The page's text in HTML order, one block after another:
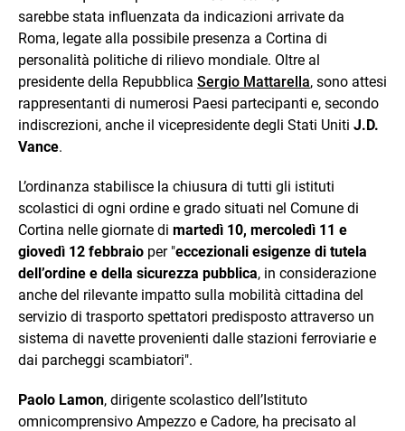
sarebbe stata influenzata da indicazioni arrivate da
Roma, legate alla possibile presenza a Cortina di
personalità politiche di rilievo mondiale. Oltre al
presidente della Repubblica Sergio Mattarella, sono attesi
rappresentanti di numerosi Paesi partecipanti e, secondo
indiscrezioni, anche il vicepresidente degli Stati Uniti J.D.
Vance.
L’ordinanza stabilisce la chiusura di tutti gli istituti
scolastici di ogni ordine e grado situati nel Comune di
Cortina nelle giornate di martedì 10, mercoledì 11 e
giovedì 12 febbraio per "eccezionali esigenze di tutela
dell’ordine e della sicurezza pubblica, in considerazione
anche del rilevante impatto sulla mobilità cittadina del
servizio di trasporto spettatori predisposto attraverso un
sistema di navette provenienti dalle stazioni ferroviarie e
dai parcheggi scambiatori".
Paolo Lamon, dirigente scolastico dell’Istituto
omnicomprensivo Ampezzo e Cadore, ha precisato al